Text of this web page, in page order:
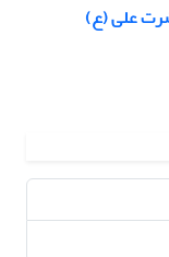
علی (ع)